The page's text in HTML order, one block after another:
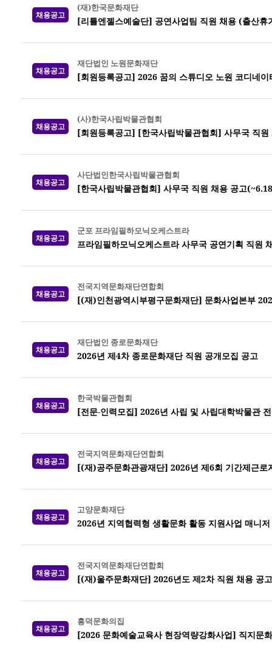
채용공고
(재)한국문화재단
[리틀엔젤스예술단] 공연사업팀 직원 채용 (출산휴
채용공고
재단법인 노원문화재단
[회원등록공고] 2026 꿈의 스튜디오 노원 코디네이
채용공고
(사)한국사립박물관협회
[회원등록공고] [한국사립박물관협회] 사무국 직
채용공고
사단법인한국사립박물관협회
[한국사립박물관협회] 사무국 직원 채용 공고
채용공고
군포 프라임필하모닉오케스트라
프라임필하모닉오케스트라 사무국 공연기획 직원
채용공고
전국지역문화재단연합회
[(재)인천광역시부평구문화재단] 문화사업본부
채용공고
재단법인 종로문화재단
2026년 제4차 종로문화재단 직원 공개모집 공고
채용공고
한국박물관협회
[전문-인력모집] 2026년 사립 및 사립대학박물관
채용공고
전국지역문화재단연합회
[(재)공주문화관광재단] 2026년 제6회 기간제근로
채용공고
고양문화재단
2026년 지역협력형 생활문화 활동 지원사업 매니
채용공고
전국지역문화재단연합회
[(재)울주문화재단] 2026년도 제2차 직원 채용 공고
채용공고
흥덕문화의집
[2026 문화예술교육사 현장역량강화사업] 직지문